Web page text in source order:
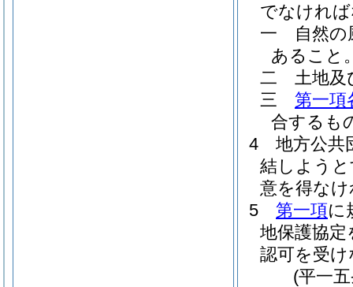
でなけれ
一
自然
あること
二
土地及
三
第一項
合するも
4
地方公共
結しよう
意を得な
5
第一項に
地保護協
認可を受
(平一